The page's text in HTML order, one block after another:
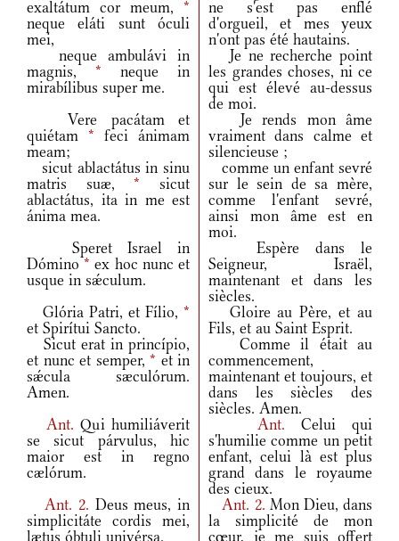
exaltátum cor meum, *
neque eláti sunt óculi
mei,
ne s'est pas enflé
d'orgueil, et mes yeux
n'ont pas été hautains.
neque ambulávi in
magnis, * neque in
mirabílibus super me.
Je ne recherche point
les grandes choses, ni ce
qui est élevé au-dessus
de moi.
Vere pacátam et
quiétam * feci ánimam
meam;
Je rends mon âme
vraiment dans calme et
silencieuse ;
sicut ablactátus in sinu
matris suæ,* sicut
ablactátus, ita in me est
ánima mea.
comme un enfant sevré
sur le sein de sa mère,
comme l'enfant sevré,
ainsi mon âme est en
moi.
Speret Israel in
Dómino* ex hoc nunc et
usque in sǽculum.
Espère dans le
Seigneur, Israël,
maintenant et dans les
siècles.
Glória Patri, et Fílio, *
et Spirítui Sancto.
Gloire au Père, et au
Fils, et au Saint Esprit.
Sicut erat in princípio,
et nunc et semper, * et in
sǽcula sæculórum.
Amen.
Comme il était au
commencement,
maintenant et toujours, et
dans les siècles des
siècles. Amen.
Ant. Qui humiliáverit
se sicut párvulus, hic
maior est in regno
cælórum.
Ant. Celui qui
s'humilie comme un petit
enfant, celui là est plus
grand dans le royaume
des cieux.
Ant. 2. Deus meus, in
simplicitáte cordis mei,
lætus óbtuli univérsa.
Ant. 2. Mon Dieu, dans
la simplicité de mon
cœur, je me suis offert